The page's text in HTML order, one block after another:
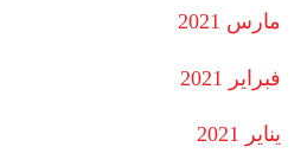
مارس 2021
فبراير 2021
يناير 2021